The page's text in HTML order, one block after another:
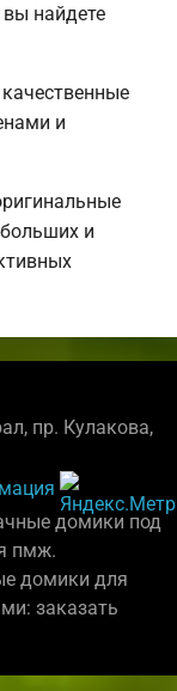
найдете
и
и
пр. Кулакова,
домики под
пмж.
домики для
заказать